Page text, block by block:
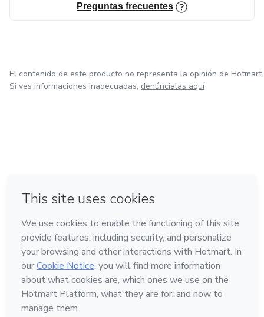
Preguntas frecuentes
El contenido de este producto no representa la opinión de Hotmart.
Si ves informaciones inadecuadas, denúncialas aquí
Hecho con❤ en Ciudad de México
Conoce Hotmart
Idioma
Español